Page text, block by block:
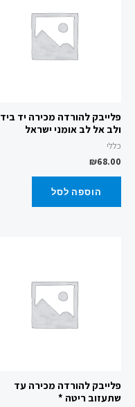
פלייבק להורדה מכירה יד ביד
ולב אל לב אומני ישראל
כללי
₪68.00
הוספה לסל
פלייבק להורדה מכירה עד
שתעזוב ריטה *